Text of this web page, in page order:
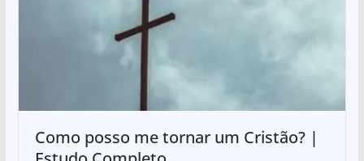
Como posso me tornar um Cristão? |